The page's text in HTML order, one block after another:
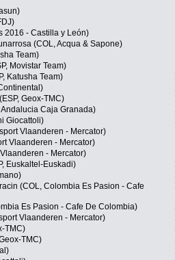
2016 - Castilla y León)
(COL, Acqua & Sapone)
Team)
Movistar Team)
Katusha Team)
Geox-TMC)
Caja Granada)
Giocattoli)
Vlaanderen - Mercator)
Vlaanderen - Mercator)
- Mercator)
Euskaltel-Euskadi)
(COL, Colombia Es Pasion - Cafe
Es Pasion - Cafe De Colombia)
Vlaanderen - Mercator)
TMC)
TMC)